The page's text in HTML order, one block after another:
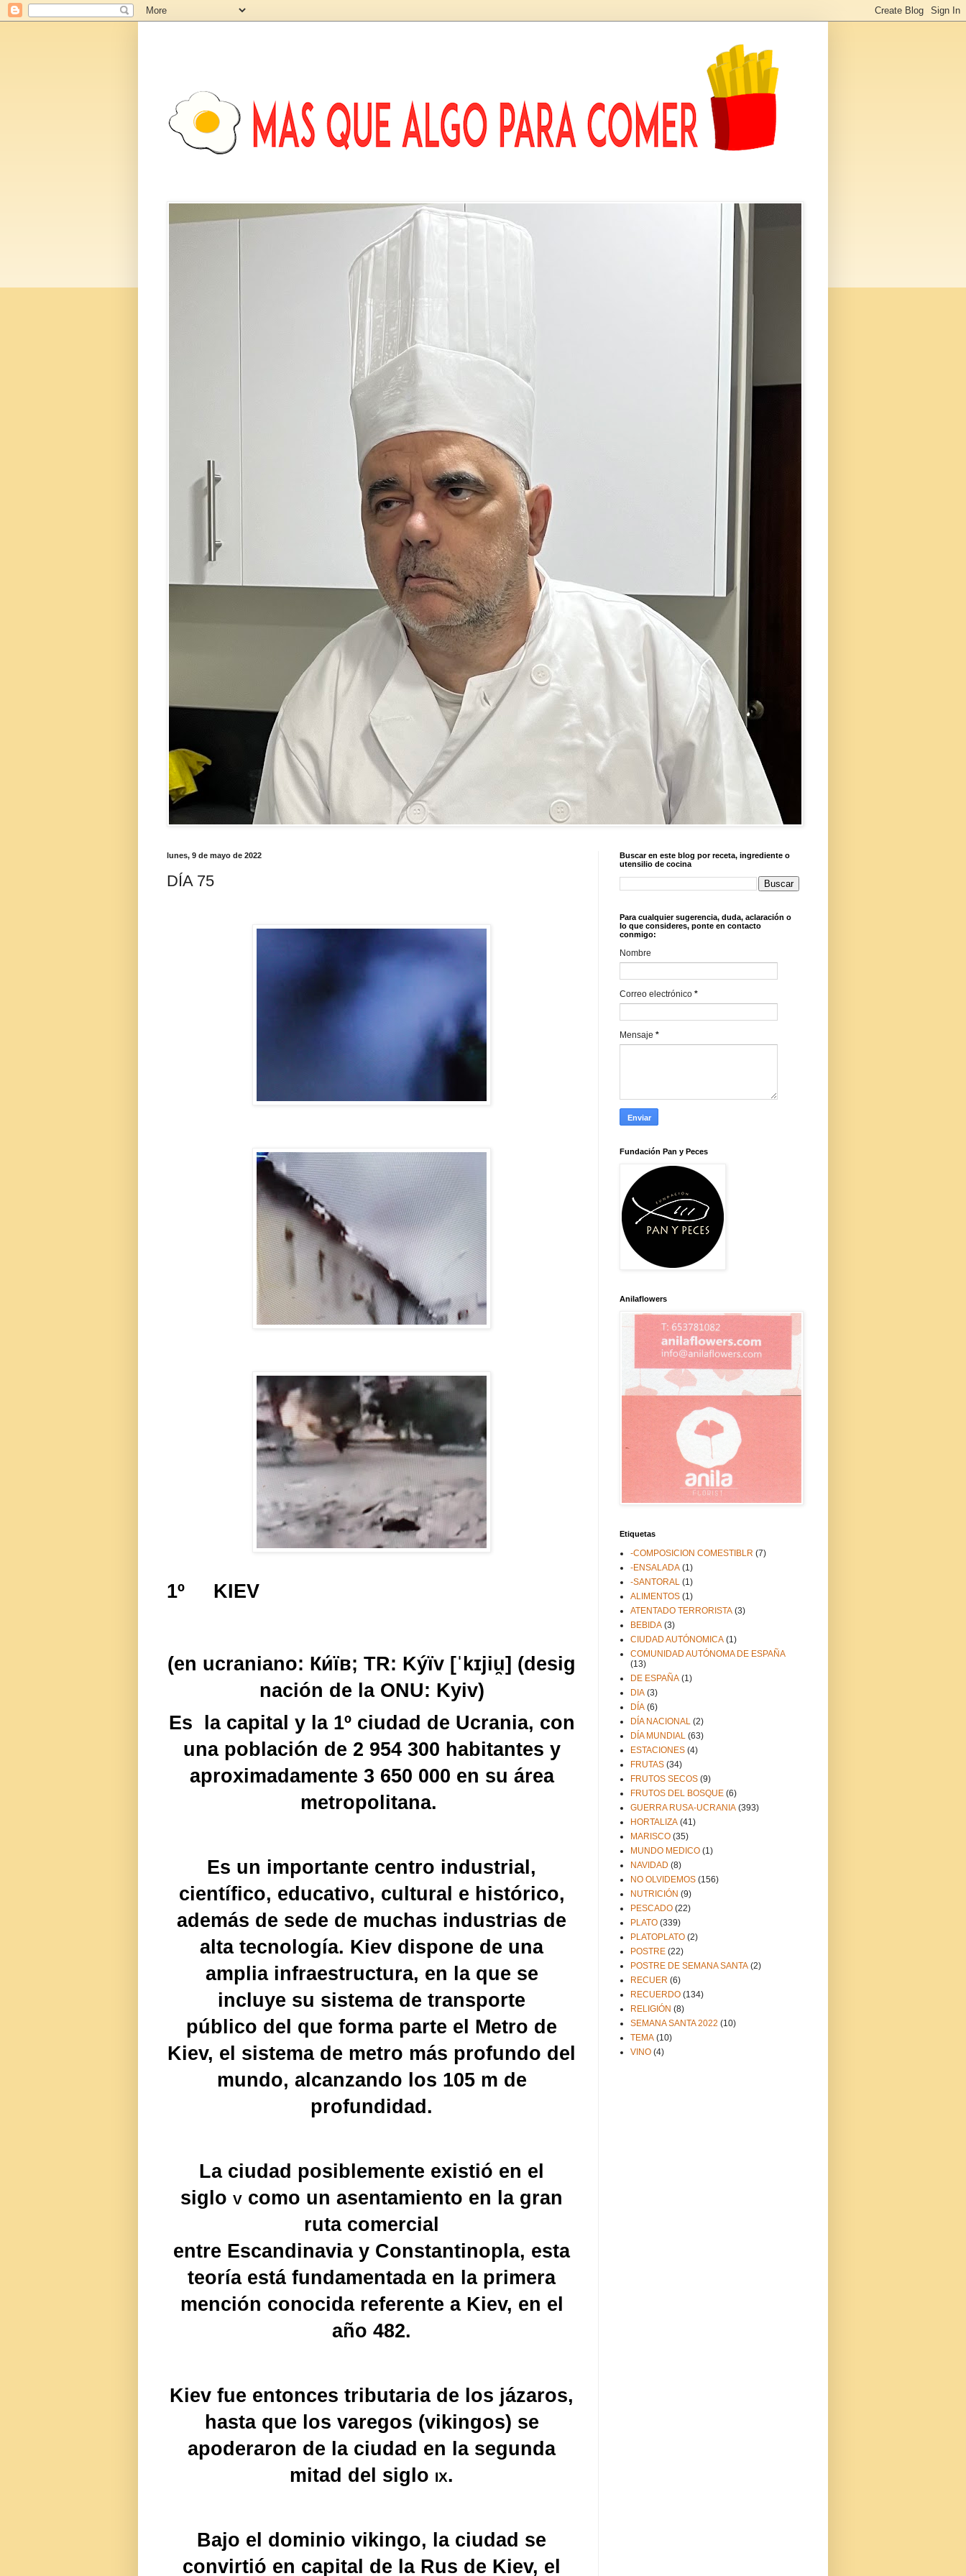
lunes, 9 de mayo de 2022
DÍA 75
1º KIEV
(en ucraniano: Ки́їв; TR: Kýїv [ˈkɪjiu̯] (desig
nación de la ONU: Kyiv​)
Es la capital y la 1º ciudad de Ucrania, con
una población de 2 954 300 habitantes y
aproximadamente 3 650 000 en su área
metropolitana. ​
Es un importante centro industrial,
científico, educativo, cultural e histórico,
además de sede de muchas industrias de
alta tecnología. Kiev dispone de una
amplia infraestructura, en la que se
incluye su sistema de transporte
público del que forma parte el Metro de
Kiev, el sistema de metro más profundo del
mundo, alcanzando los 105 m de
profundidad.
La ciudad posiblemente existió en el
siglo v como un asentamiento en la gran
ruta comercial
entre Escandinavia y Constantinopla, esta
teoría está fundamentada en la primera
mención conocida referente a Kiev, en el
año 482.
Kiev fue entonces tributaria de los jázaros,
hasta que los varegos (vikingos) se
apoderaron de la ciudad en la segunda
mitad del siglo ix. ​
Bajo el dominio vikingo, la ciudad se
convirtió en capital de la Rus de Kiev, el
Buscar en este blog por receta, ingrediente o
utensilio de cocina
Para cualquier sugerencia, duda, aclaración o
lo que consideres, ponte en contacto
conmigo:
Nombre
Correo electrónico *
Mensaje *
Fundación Pan y Peces
Anilaflowers
Etiquetas
-COMPOSICION COMESTIBLR (7)
-ENSALADA (1)
-SANTORAL (1)
ALIMENTOS (1)
ATENTADO TERRORISTA (3)
BEBIDA (3)
CIUDAD AUTÓNOMICA (1)
COMUNIDAD AUTÓNOMA DE ESPAÑA
(13)
DE ESPAÑA (1)
DIA (3)
DÍA (6)
DÍA NACIONAL (2)
DÍA MUNDIAL (63)
ESTACIONES (4)
FRUTAS (34)
FRUTOS SECOS (9)
FRUTOS DEL BOSQUE (6)
GUERRA RUSA-UCRANIA (393)
HORTALIZA (41)
MARISCO (35)
MUNDO MEDICO (1)
NAVIDAD (8)
NO OLVIDEMOS (156)
NUTRICIÓN (9)
PESCADO (22)
PLATO (339)
PLATOPLATO (2)
POSTRE (22)
POSTRE DE SEMANA SANTA (2)
RECUER (6)
RECUERDO (134)
RELIGIÓN (8)
SEMANA SANTA 2022 (10)
TEMA (10)
VINO (4)